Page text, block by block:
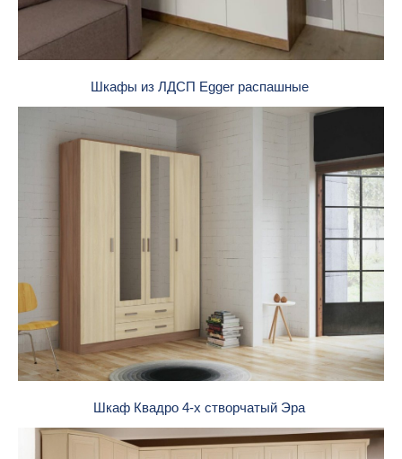
Шкафы из ЛДСП Egger распашные
Шкаф Квадро 4-х створчатый Эра